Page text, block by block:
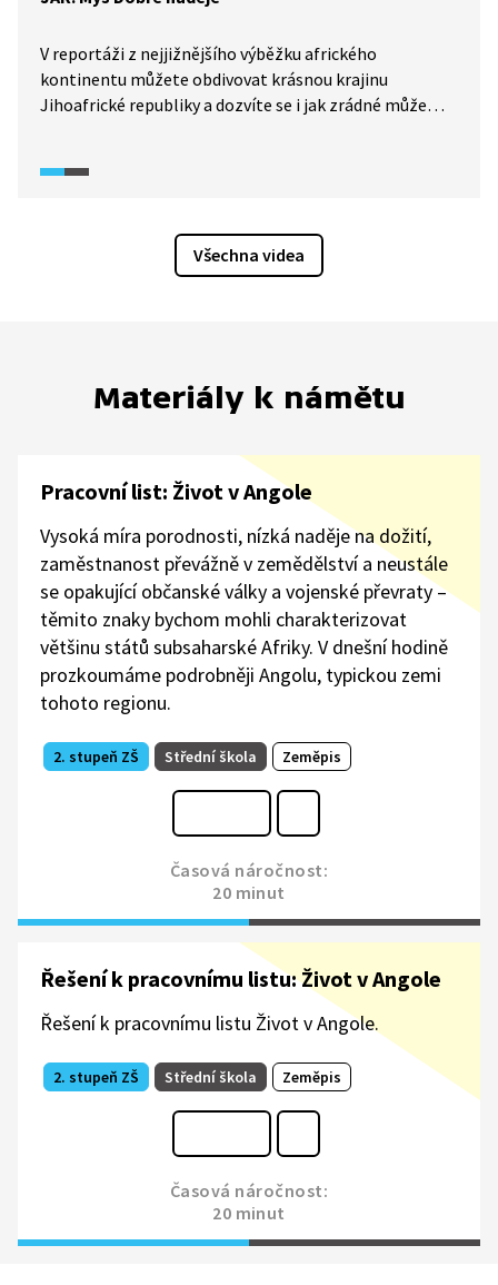
V reportáži z nejjižnějšího výběžku afrického
kontinentu můžete obdivovat krásnou krajinu
Jihoafrické republiky a dozvíte se i jak zrádné může
atraktivní místa.
Všechna videa
Materiály k námětu
Pracovní list: Život v Angole
Vysoká míra porodnosti, nízká naděje na dožití,
zaměstnanost převážně v zemědělství a neustále
se opakující občanské války a vojenské převraty –
těmito znaky bychom mohli charakterizovat
většinu států subsaharské Afriky. V dnešní hodině
prozkoumáme podrobněji Angolu, typickou zemi
tohoto regionu.
2. stupeň ZŠ Střední škola Zeměpis
Časová náročnost:
20 minut
Řešení k pracovnímu listu: Život v Angole
Řešení k pracovnímu listu Život v Angole.
2. stupeň ZŠ Střední škola Zeměpis
Časová náročnost:
20 minut